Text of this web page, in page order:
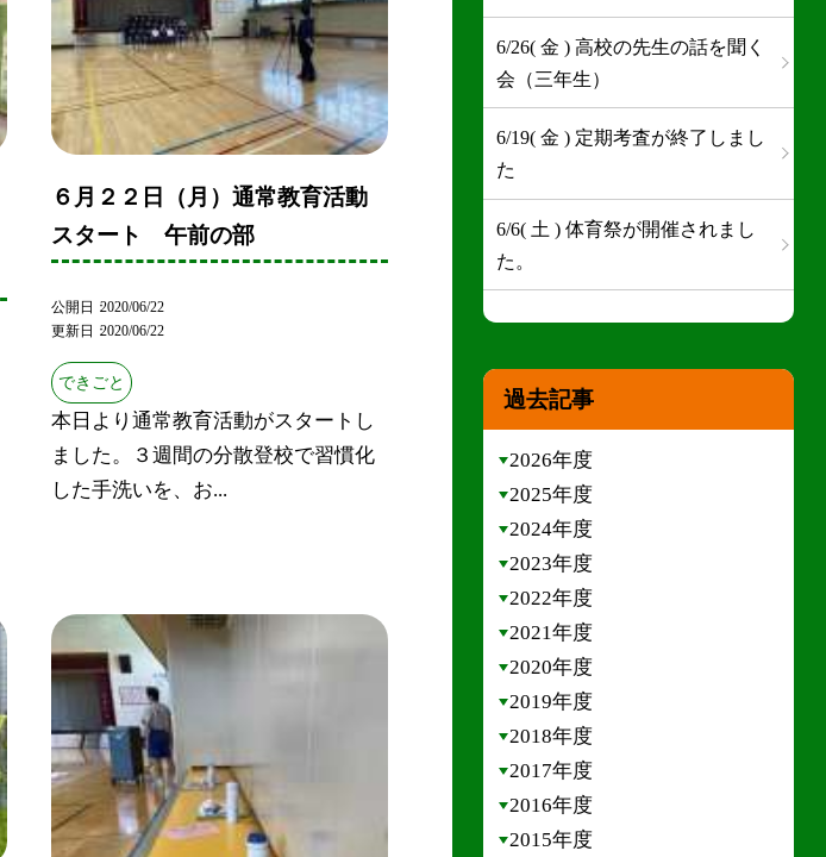
６月２２日（月）通常教育活動
スタート 午前の部
公開日 2020/06/22
更新日 2020/06/22
できごと
本日より通常教育活動がスタートし
ました。３週間の分散登校で習慣化
した手洗いを、お...
6/26( 金 ) 高校の先生の話を聞く
会（三年生）
6/19( 金 ) 定期考査が終了しまし
た
6/6( 土 ) 体育祭が開催されまし
た。
過去記事
2026年度
2025年度
2024年度
2023年度
2022年度
2021年度
2020年度
2019年度
2018年度
2017年度
2016年度
2015年度